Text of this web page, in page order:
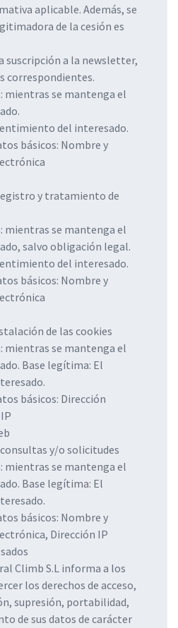
aplicable. Además, se
de la cesión es
suscripción a la newsletter,
correspondientes.
mientras se mantenga el
del interesado.
básicos: Nombre y
y tratamiento de
mientras se mantenga el
salvo obligación legal.
del interesado.
básicos: Nombre y
de las cookies
mientras se mantenga el
Base legítima: El
básicos: Dirección
y/o solicitudes
mientras se mantenga el
Base legítima: El
básicos: Nombre y
Dirección IP
Climb S.L informa a los
los derechos de acceso,
supresión, portabilidad,
de sus datos de carácter